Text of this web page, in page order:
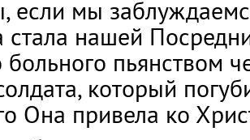
если мы
стала нашей
больного пьянством
который
Она привела ко